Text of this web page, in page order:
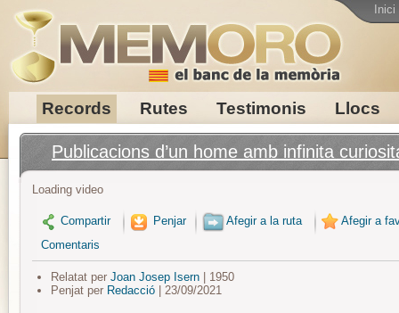
Records Rutes Testimonis Llocs
Inici
Publicacions d’un home amb infinita
Loading video
Compartir Penjar Afegir a la ruta
Afegir a
Comentaris
Relatat per Joan Josep Isern| 1950
Penjat per Redacció| 23/09/2021